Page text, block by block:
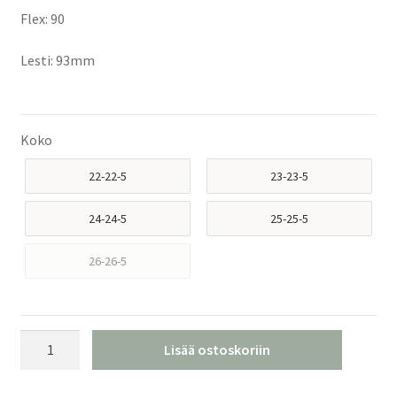
Flex: 90
Lesti: 93mm
Koko
22-22-5 23-23-5
24-24-5 25-25-5
26-26-5
Lisää ostoskoriin